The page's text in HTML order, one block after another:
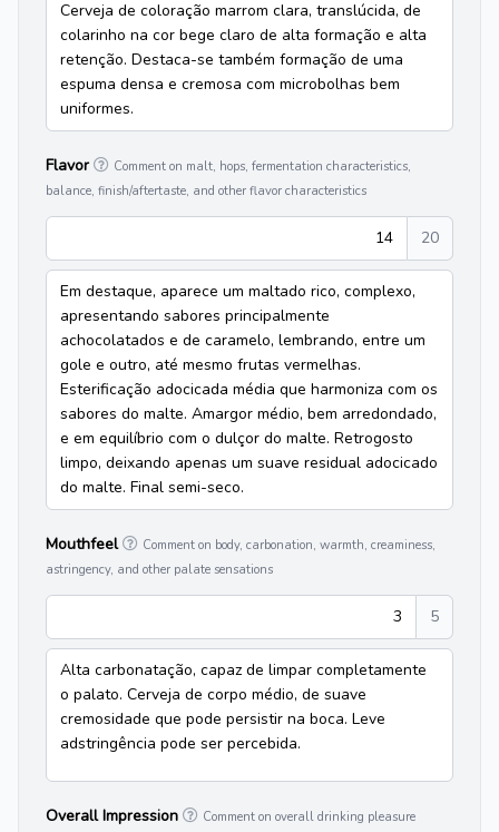
Cerveja de coloração marrom clara, translúcida, de
colarinho na cor bege claro de alta formação e alta
retenção. Destaca-se também formação de uma
espuma densa e cremosa com microbolhas bem
uniformes.
Flavor
Comment on malt, hops, fermentation characteristics,
balance, finish/aftertaste, and other flavor characteristics
14 20
Em destaque, aparece um maltado rico, complexo,
apresentando sabores principalmente
achocolatados e de caramelo, lembrando, entre um
gole e outro, até mesmo frutas vermelhas.
Esterificação adocicada média que harmoniza com os
sabores do malte. Amargor médio, bem arredondado,
e em equilíbrio com o dulçor do malte. Retrogosto
limpo, deixando apenas um suave residual adocicado
do malte. Final semi-seco.
Mouthfeel
Comment on body, carbonation, warmth, creaminess,
astringency, and other palate sensations
3 5
Alta carbonatação, capaz de limpar completamente
o palato. Cerveja de corpo médio, de suave
cremosidade que pode persistir na boca. Leve
adstringência pode ser percebida.
Overall Impression
Comment on overall drinking pleasure